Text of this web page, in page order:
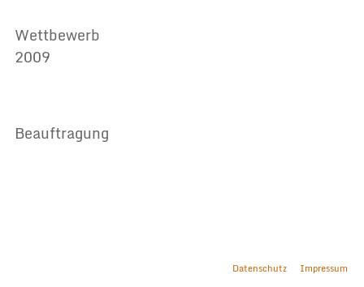
Wettbewerb
2009
Beauftragung
Datenschutz Impressum